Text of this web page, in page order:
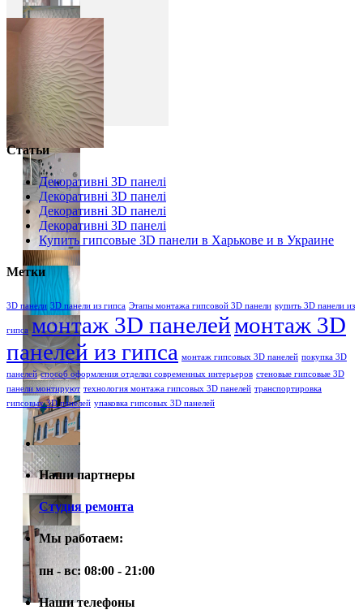
Статьи
Декоративні 3D панелі
Декоративні 3D панелі
Декоративні 3D панелі
Декоративні 3D панелі
Купить гипсовые 3D панели в Харькове и в Украине
Метки
3D панели 3D панели из гипса Этапы монтажа гипсовой 3D панели купить 3D панели из
гипса монтаж 3D панелеймонтаж 3D
панелей из гипса монтаж гипсовых 3D панелей покупка 3D
панелей способ оформления отделки современных интерьеров стеновые гипсовые 3D
панели монтируют технология монтажа гипсовых 3D панелей транспортировка
гипсовых 3D панелей упаковка гипсовых 3D панелей
Наши партнеры
Студия ремонта
Мы работаем:
пн - вс: 08:00 - 21:00
Наши телефоны